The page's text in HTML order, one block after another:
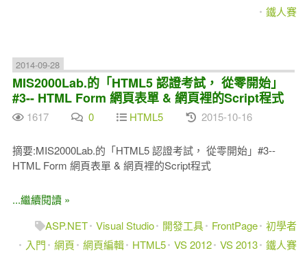
鐵人賽
2014-09-28
MIS2000Lab.的「HTML5 認證考試， 從零開始」
#3-- HTML Form 網頁表單 & 網頁裡的Script程式
1617 0 HTML5 2015-10-16
摘要:MIS2000Lab.的「HTML5 認證考試， 從零開始」#3--
HTML Form 網頁表單 & 網頁裡的Script程式
...繼續閱讀 »
ASP.NET Visual Studio 開發工具 FrontPage 初學者
入門
網頁 網頁編輯 HTML5 VS 2012 VS 2013 鐵人賽